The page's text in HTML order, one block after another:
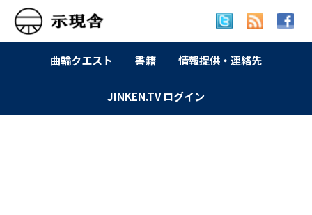
曲輪クエスト 書籍 情報提供・連絡先
JINKEN.TV ログイン